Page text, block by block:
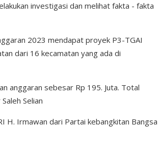
investigasi dan melihat fakta - fakta
2023 mendapat proyek P3-TGAI
dari 16 kecamatan yang ada di
anggaran sebesar Rp 195. Juta. Total
Selian
H. Irmawan dari Partai kebangkitan Bangsa